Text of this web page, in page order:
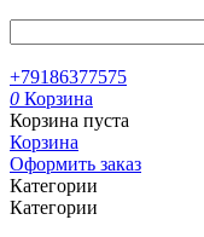
+79186377575
0 Корзина
Корзина пуста
Корзина
Оформить заказ
Категории
Категории